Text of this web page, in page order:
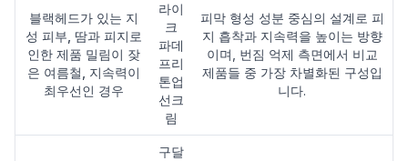
블랙헤드가 있는 지
성 피부, 땀과 피지로
인한 제품 밀림이 잦
은 여름철, 지속력이
최우선인 경우
라이
크
파데
프리
톤업
선크
림
피막 형성 성분 중심의 설계로 피
지 흡착과 지속력을 높이는 방향
이며, 번짐 억제 측면에서 비교
제품들 중 가장 차별화된 구성입
니다.
구달